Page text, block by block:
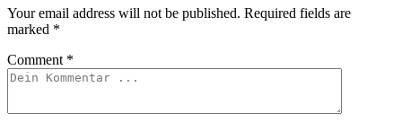
Your email address will not be published. Required fields are
marked *
Comment *